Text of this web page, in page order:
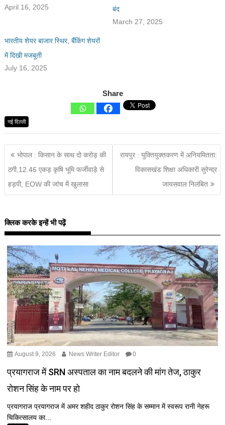
April 16, 2025
बंद
March 27, 2025
भारतीय शेयर बाजार स्थिर, बैंकिंग शेयरों
में दिखी मजबूती
July 16, 2025
Share
नई दिल्ली
भोपाल : किसान के साथ दो करोड़ की
ठगी,12.46 एकड़ कृषि भूमि फर्जीवाड़े से
हड़पी, EOW की जांच में खुलासा
रायपुर : युक्तियुक्तकरण में अनियमितता:
विकासखंड शिक्षा अधिकारी सुरेन्द्र
जायसवाल निलंबित
क्लिक करके इन्हें भी पढ़ें
August 9, 2026 News Writer Editor 0
प्रयागराज में SRN अस्पताल का नाम बदलने की मांग तेज, ठाकुर
रोशन सिंह के नाम पर हो
प्रयागराज प्रयागराज में अमर शहीद ठाकुर रोशन सिंह के सम्मान में स्वरूप रानी नेहरू
चिकित्सालय का...